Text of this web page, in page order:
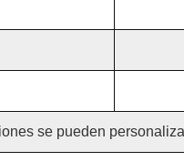
se pueden